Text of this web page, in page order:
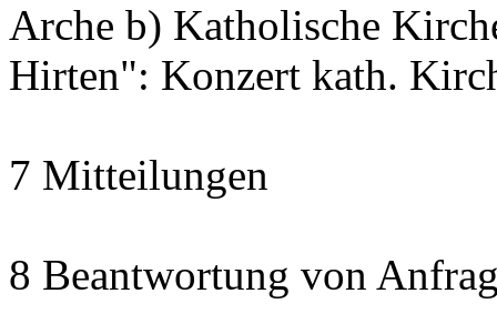
Arche b) Katholische
Hirten": Konzert kath.
7 Mitteilungen
8 Beantwortung von